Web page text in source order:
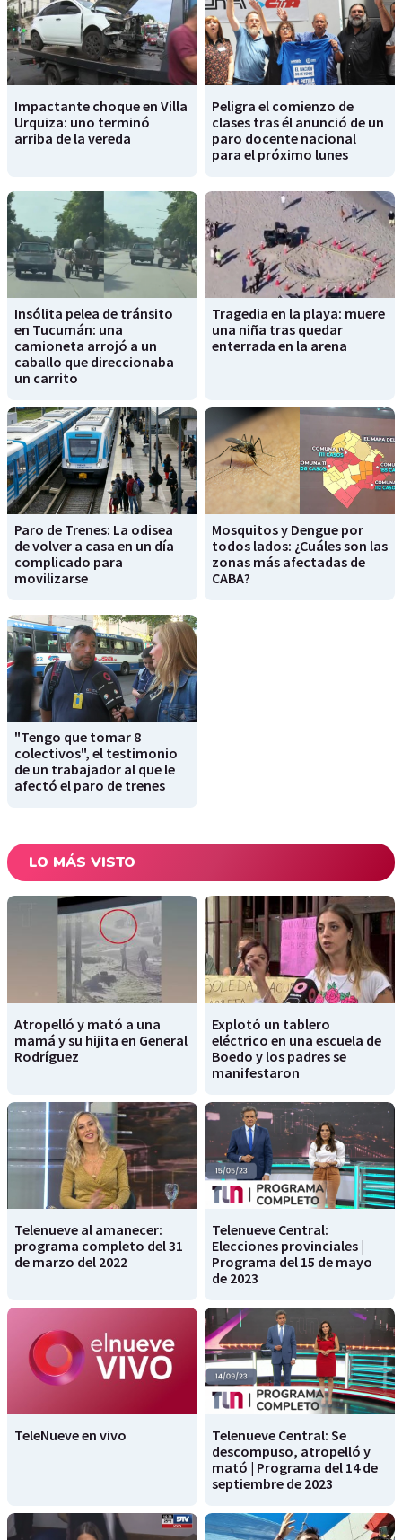
Impactante choque en Villa
Urquiza: uno terminó
arriba de la vereda
Peligra el comienzo de
clases tras él anunció de un
paro docente nacional
para el próximo lunes
Insólita pelea de tránsito
en Tucumán: una
camioneta arrojó a un
caballo que direccionaba
un carrito
Tragedia en la playa: muere
una niña tras quedar
enterrada en la arena
Paro de Trenes: La odisea
de volver a casa en un día
complicado para
movilizarse
Mosquitos y Dengue por
todos lados: ¿Cuáles son las
zonas más afectadas de
CABA?
"Tengo que tomar 8
colectivos", el testimonio
de un trabajador al que le
afectó el paro de trenes
LO MÁS VISTO
Atropelló y mató a una
mamá y su hijita en General
Rodríguez
Explotó un tablero
eléctrico en una escuela de
Boedo y los padres se
manifestaron
Telenueve al amanecer:
programa completo del 31
de marzo del 2022
Telenueve Central:
Elecciones provinciales |
Programa del 15 de mayo
de 2023
TeleNueve en vivo
Telenueve Central: Se
descompuso, atropelló y
mató | Programa del 14 de
septiembre de 2023